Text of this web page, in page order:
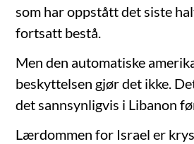
som har oppstått det siste
fortsatt bestå.
Men den automatiske
beskyttelsen gjør det ikke.
det sannsynligvis i Libanon
Lærdommen for Israel er